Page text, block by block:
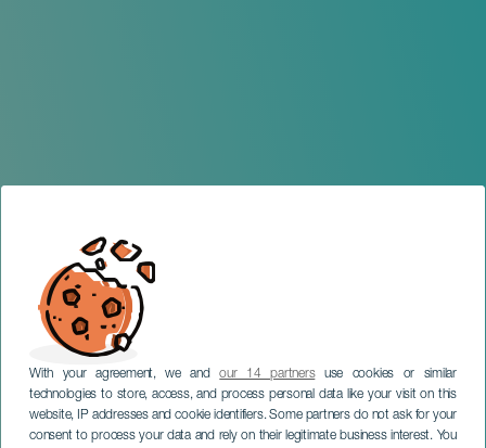
With your agreement, we andour 14 partnersuse cookies or similar
technologies to store, access, and process personal data like your visit on this
website, IP addresses and cookie identifiers. Some partners do not ask for your
consent to process your data and rely on their legitimate business interest. You
LANZAROTE